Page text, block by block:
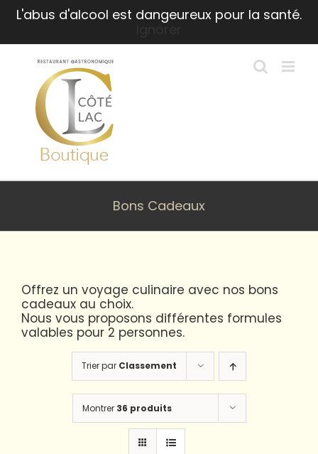
L'abus d'alcool est dangeureux pour la santé.
Passer
Bons Cadeaux
Offrez un voyage culinaire avec nos bons
cadeaux au choix.
Nous vous proposons différentes formules
valables pour 2 personnes.
Trier par Classement
Montrer 36 produits